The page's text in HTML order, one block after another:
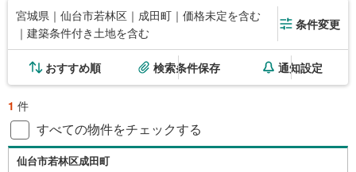
宮城県｜仙台市若林区｜成田町｜価格未定を含む
｜建築条件付き土地を含む
条件変更
おすすめ順 検索条件保存 通知設定
1 件
すべての物件をチェックする
仙台市若林区成田町